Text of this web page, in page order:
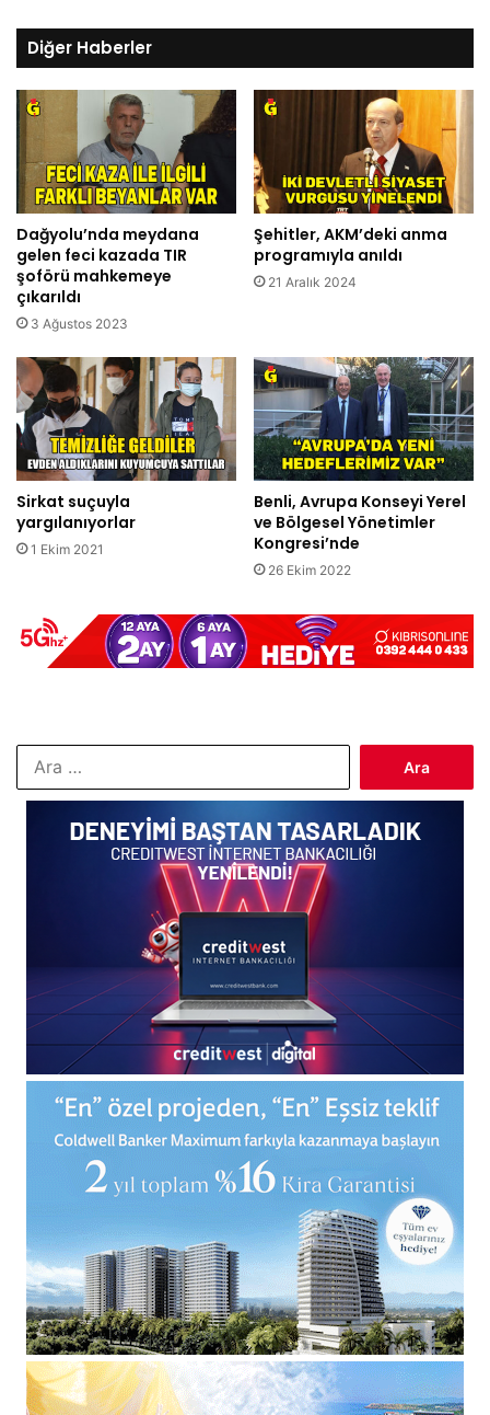
Diğer Haberler
Dağyolu’nda meydana
gelen feci kazada TIR
şoförü mahkemeye
çıkarıldı
3 Ağustos 2023
Şehitler, AKM’deki anma
programıyla anıldı
21 Aralık 2024
Sirkat suçuyla
yargılanıyorlar
1 Ekim 2021
Benli, Avrupa Konseyi Yerel
ve Bölgesel Yönetimler
Kongresi’nde
26 Ekim 2022